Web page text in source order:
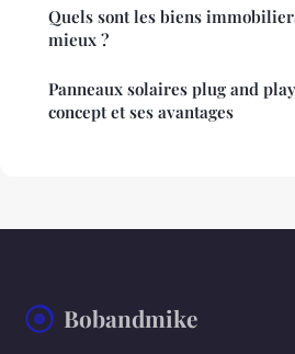
Quels sont les biens
mieux ?
Panneaux solaires plug and
concept et ses avantages
Bobandmike